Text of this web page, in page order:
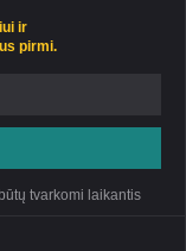
ir
pirmi.
tvarkomi laikantis